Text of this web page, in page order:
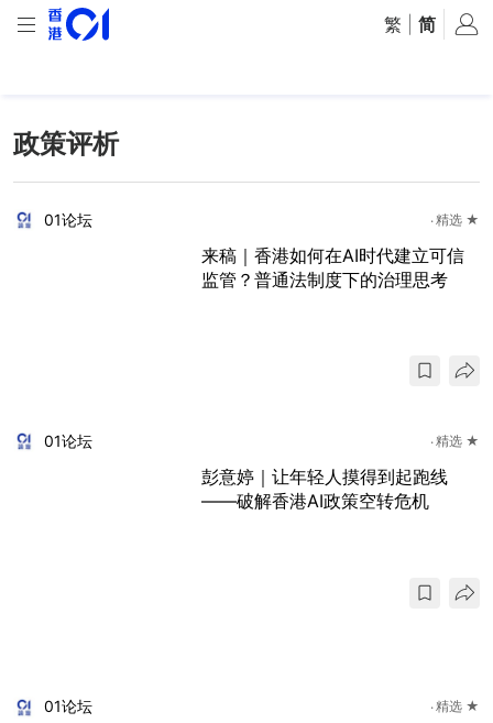
繁 简
政策评析
01论坛 精选 ★
来稿｜香港如何在AI时代建立可信
监管？普通法制度下的治理思考
01论坛 精选 ★
彭意婷｜让年轻人摸得到起跑线
——破解香港AI政策空转危机
01论坛 精选 ★